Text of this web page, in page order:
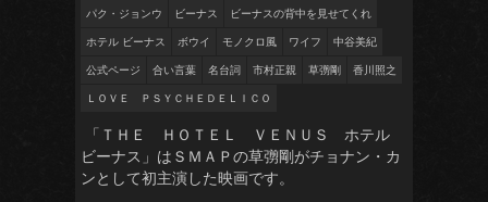
パク・ジョンウ
ビーナス
ビーナスの背中を見せてくれ
ホテル ビーナス
ボウイ モノクロ風 ワイフ
中谷美紀
公式ページ
合い言葉 名台詞 市村正親 草彅剛
香川照之
ＬＯＶＥ ＰＳＹＣＨＥＤＥＬＩＣＯ
「ＴＨＥ ＨＯＴＥＬ ＶＥＮＵＳ ホテル
ビーナス」はＳＭＡＰの草彅剛がチョナン・カ
ンとして初主演した映画です。